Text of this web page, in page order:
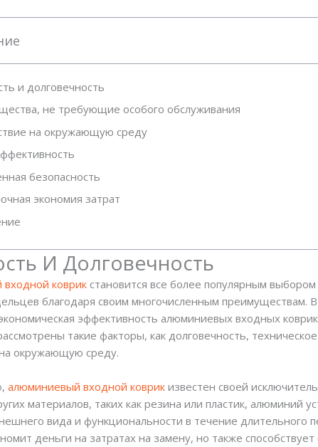
и долговечность
не требующие особого обслуживания
на окружающую среду
безопасность
экономия затрат
И Долговечность
коврик становится все более популярным
благодаря своим многочисленным преимуществам.
эффективность алюминиевых входных
такие факторы, как долговечность,
окружающую среду.
алюминиевый входной коврик известен своей
материалов, таких как резина или пластик, алюминий
вида и функциональности в течение длительного
деньги на затратах на замену, но также